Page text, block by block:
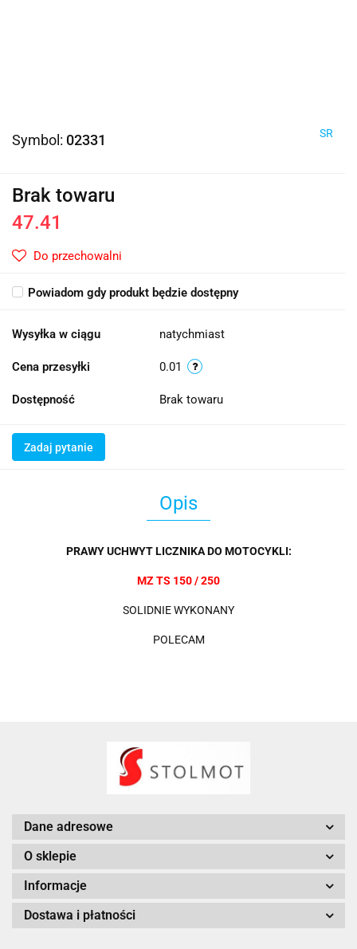
Symbol: 02331 SR
Brak towaru
47.41
Do przechowalni
Powiadom gdy produkt będzie dostępny
Wysyłka w ciągu natychmiast
Cena przesyłki 0.01
Dostępność Brak towaru
Zadaj pytanie
Opis
PRAWY UCHWYT LICZNIKA DO MOTOCYKLI:
MZ TS 150 / 250
SOLIDNIE WYKONANY
POLECAM
Dane adresowe
O sklepie
Informacje
Dostawa i płatności